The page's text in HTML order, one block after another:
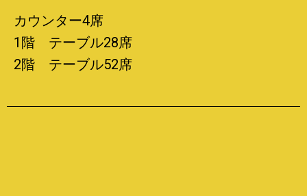
カウンター4席
1階 テーブル28席
2階 テーブル52席